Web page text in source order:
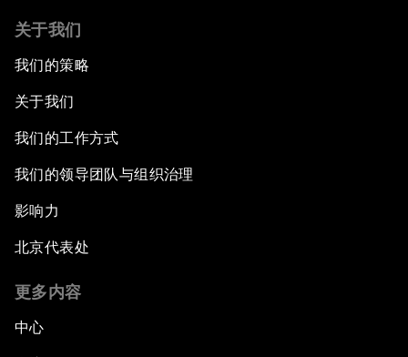
关于我们
我们的策略
关于我们
我们的工作方式
我们的领导团队与组织治理
影响力
北京代表处
更多内容
中心